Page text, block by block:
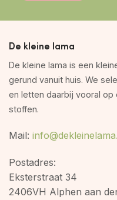
De kleine lama
De kleine lama is een
gerund vanuit huis. We
en letten daarbij vooral
stoffen.
Mail:
Postadres:
Eksterstraat 34
2406VH Alphen aan